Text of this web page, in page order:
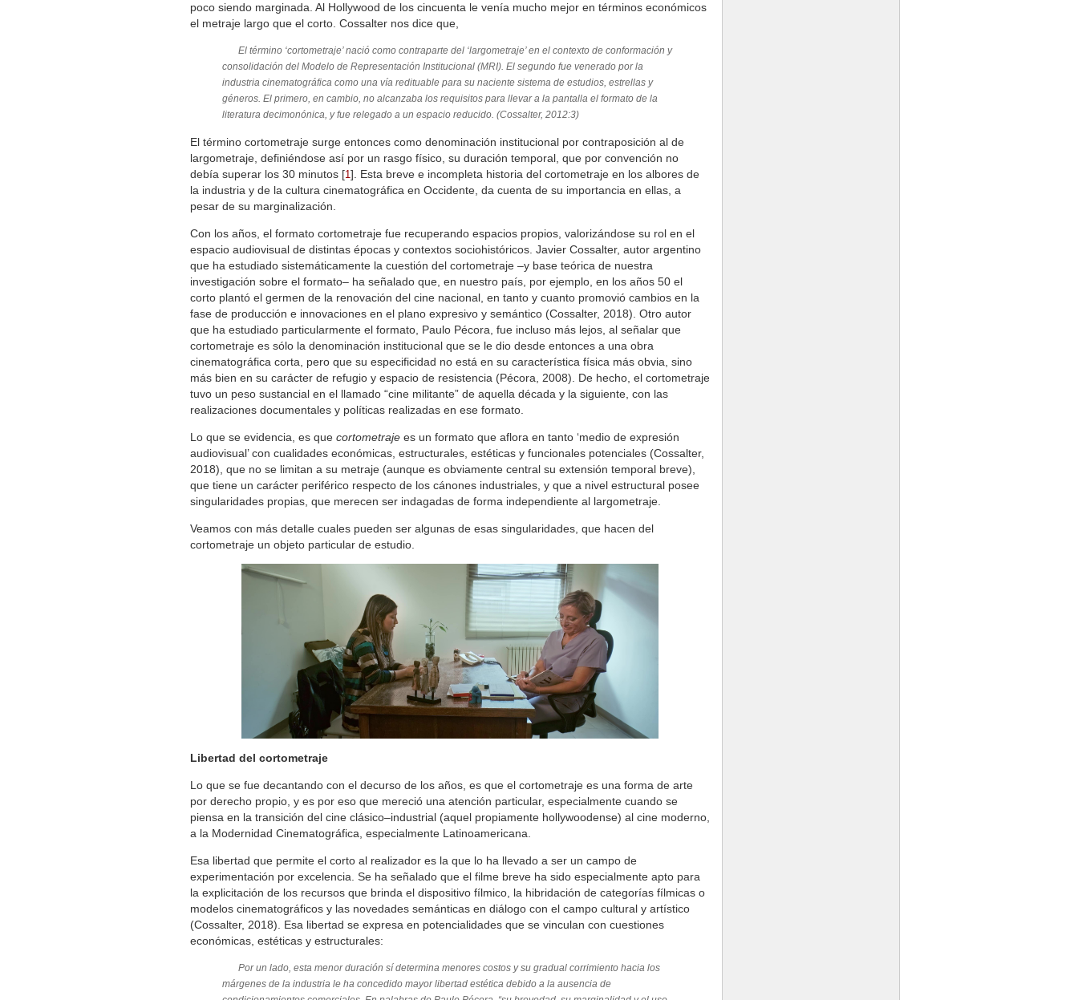
poco siendo marginada. Al Hollywood de los cincuenta le venía mucho mejor en términos económicos
el metraje largo que el corto. Cossalter nos dice que,
El término ‘cortometraje’ nació como contraparte del ‘largometraje’ en el contexto de conformación y
consolidación del Modelo de Representación Institucional (MRI). El segundo fue venerado por la
industria cinematográfica como una vía redituable para su naciente sistema de estudios, estrellas y
géneros. El primero, en cambio, no alcanzaba los requisitos para llevar a la pantalla el formato de la
literatura decimonónica, y fue relegado a un espacio reducido. (Cossalter, 2012:3)
El término cortometraje surge entonces como denominación institucional por contraposición al de
largometraje, definiéndose así por un rasgo físico, su duración temporal, que por convención no
debía superar los 30 minutos [1] . Esta breve e incompleta historia del cortometraje en los albores de
la industria y de la cultura cinematográfica en Occidente, da cuenta de su importancia en ellas, a
pesar de su marginalización.
Con los años, el formato cortometraje fue recuperando espacios propios, valorizándose su rol en el
espacio audiovisual de distintas épocas y contextos sociohistóricos. Javier Cossalter, autor argentino
que ha estudiado sistemáticamente la cuestión del cortometraje –y base teórica de nuestra
investigación sobre el formato– ha señalado que, en nuestro país, por ejemplo, en los años 50 el
corto plantó el germen de la renovación del cine nacional, en tanto y cuanto promovió cambios en la
fase de producción e innovaciones en el plano expresivo y semántico (Cossalter, 2018). Otro autor
que ha estudiado particularmente el formato, Paulo Pécora, fue incluso más lejos, al señalar que
cortometraje es sólo la denominación institucional que se le dio desde entonces a una obra
cinematográfica corta, pero que su especificidad no está en su característica física más obvia, sino
más bien en su carácter de refugio y espacio de resistencia (Pécora, 2008). De hecho, el cortometraje
tuvo un peso sustancial en el llamado “cine militante” de aquella década y la siguiente, con las
realizaciones documentales y políticas realizadas en ese formato.
Lo que se evidencia, es que cortometraje es un formato que aflora en tanto ‘medio de expresión
audiovisual’ con cualidades económicas, estructurales, estéticas y funcionales potenciales (Cossalter,
2018), que no se limitan a su metraje (aunque es obviamente central su extensión temporal breve),
que tiene un carácter periférico respecto de los cánones industriales, y que a nivel estructural posee
singularidades propias, que merecen ser indagadas de forma independiente al largometraje.
Veamos con más detalle cuales pueden ser algunas de esas singularidades, que hacen del
cortometraje un objeto particular de estudio.
Libertad del cortometraje
Lo que se fue decantando con el decurso de los años, es que el cortometraje es una forma de arte
por derecho propio, y es por eso que mereció una atención particular, especialmente cuando se
piensa en la transición del cine clásico–industrial (aquel propiamente hollywoodense) al cine moderno,
a la Modernidad Cinematográfica, especialmente Latinoamericana.
Esa libertad que permite el corto al realizador es la que lo ha llevado a ser un campo de
experimentación por excelencia. Se ha señalado que el filme breve ha sido especialmente apto para
la explicitación de los recursos que brinda el dispositivo fílmico, la hibridación de categorías fílmicas o
modelos cinematográficos y las novedades semánticas en diálogo con el campo cultural y artístico
(Cossalter, 2018). Esa libertad se expresa en potencialidades que se vinculan con cuestiones
económicas, estéticas y estructurales:
Por un lado, esta menor duración sí determina menores costos y su gradual corrimiento hacia los
márgenes de la industria le ha concedido mayor libertad estética debido a la ausencia de